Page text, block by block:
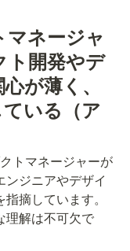
マネージャ
ト開発やデ
が薄く、
いる（ア
トマネージャーが
ジニアやデザイ
摘しています。
理解は不可欠で